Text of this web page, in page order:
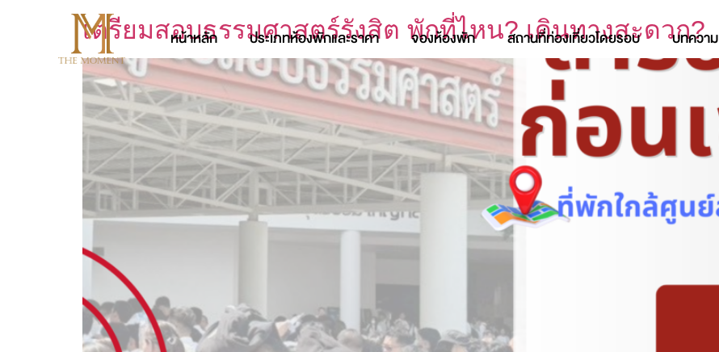
หน้าหลัก ประเภทห้องพักและราคา จองห้องพัก สถานที่ท่องเที่ยวโดยรอบ บทความ
เตรียมสอบธรรมศาสตร์รังสิต พักที่ไหน? เดินทางสะดวก?